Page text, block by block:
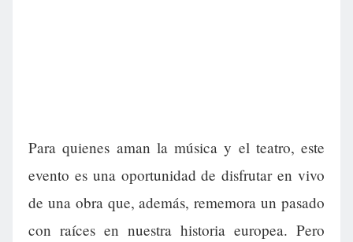
Para quienes aman la música y el teatro, este
evento es una oportunidad de disfrutar en vivo
de una obra que, además, rememora un pasado
con raíces en nuestra historia europea. Pero